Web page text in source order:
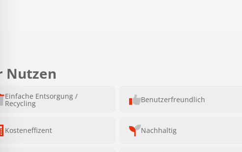
Nutzen
Einfache Entsorgung /
Recycling Benutzerfreundlich
Kosteneffizent Nachhaltig